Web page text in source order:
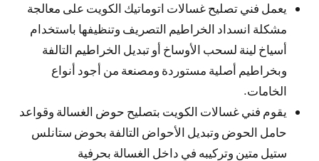
يعمل فني تصليح غسالات اتوماتيك الكويت على معالجة
مشكلة انسداد الخراطيم التصريف وتنظيفها باستخدام
أسياخ لينة لسحب الأوساخ أو تبديل الخراطيم التالفة
وبخراطيم أصلية مستوردة ومصنعة من أجود أنواع
الخامات.
يقوم فني غسالات الكويت بتصليح حوض الغسالة وقواعد
حامل الحوض وتبديل الأحواض التالفة بحوض ستانلس
ستيل متين وتركيبه في داخل الغسالة بحرفية